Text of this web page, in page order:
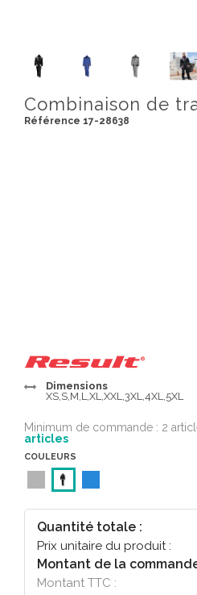
Combinaison de
Référence 17-28638
Dimensions
XS,S,M,L,XL,XXL,3XL,4XL,5XL
Minimum de commande : 2
articles
COULEURS
Quantité totale :
Prix unitaire du produit :
Montant de la
Montant TTC :